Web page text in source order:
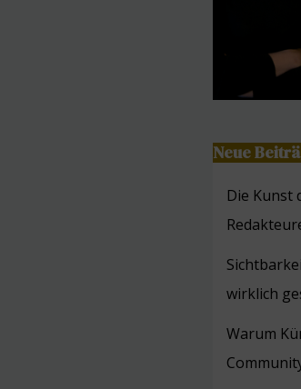
Neue
Die Kunst
wirklich
Warum